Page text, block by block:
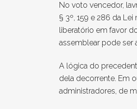
No voto vencedor,
§ 3º, 159 e 286 da
liberatório em favor
assemblear pode ser
A lógica do
dela decorrente. Em
administradores, de